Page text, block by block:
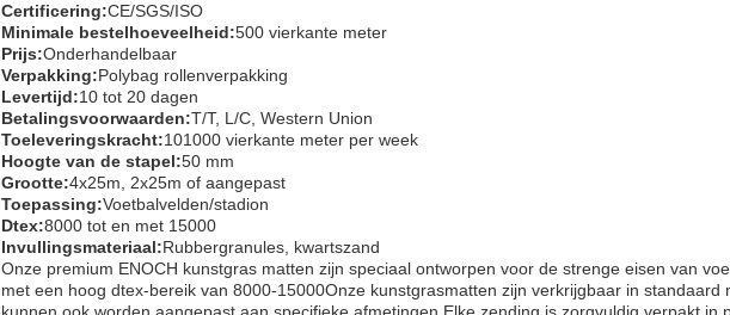
Certificering:CE/SGS/ISO
Minimale bestelhoeveelheid:500 vierkante meter
Prijs:Onderhandelbaar
Verpakking:Polybag rollenverpakking
Levertijd:10 tot 20 dagen
Betalingsvoorwaarden:T/T, L/C, Western Union
Toeleveringskracht:101000 vierkante meter per week
Hoogte van de stapel:50 mm
Grootte:4x25m, 2x25m of aangepast
Toepassing:Voetbalvelden/stadion
Dtex:8000 tot en met 15000
Invullingsmateriaal:Rubbergranules, kwartszand
Onze premium ENOCH kunstgras matten zijn speciaal ontworpen voor de strenge eisen van
met een hoog dtex-bereik van 8000-15000Onze kunstgrasmatten zijn verkrijgbaar in standaard